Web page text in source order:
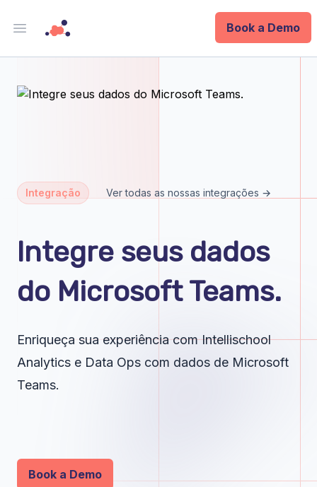
Open main menu
Book a Demo
Company
Blog
Integração Ver todas as nossas integrações →
Integre seus dados
do Microsoft Teams.
Enriqueça sua experiência com Intellischool
Analytics e Data Ops com dados de Microsoft
Teams.
Book a Demo